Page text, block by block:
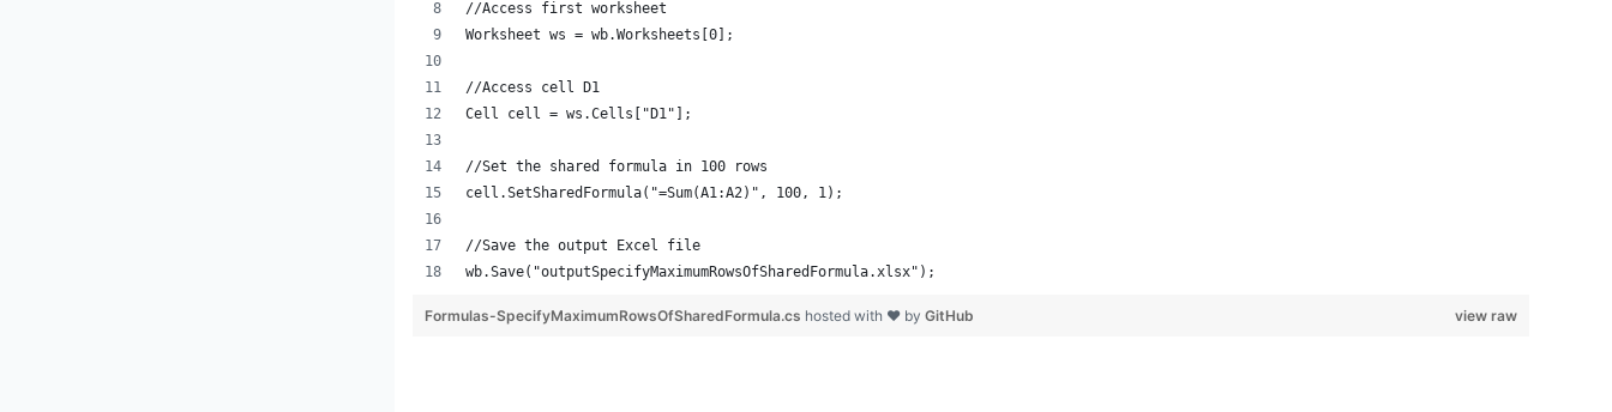
//Access first worksheet
Worksheet ws = wb.Worksheets[0];
//Access cell D1
Cell cell = ws.Cells["D1"];
//Set the shared formula in 100 rows
cell.SetSharedFormula("=Sum(A1:A2)", 100, 1);
//Save the output Excel file
wb.Save("outputSpecifyMaximumRowsOfSharedFormula.xlsx");
view raw
Formulas-SpecifyMaximumRowsOfSharedFormula.cs hosted with ❤ by GitHub